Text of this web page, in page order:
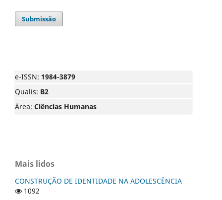
Submissão
e-ISSN: 1984-3879
Qualis: B2
Área: Ciências Humanas
Mais lidos
CONSTRUÇÃO DE IDENTIDADE NA ADOLESCÊNCIA
1092